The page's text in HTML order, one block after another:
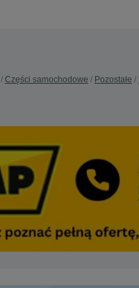
Części samochodowe Pozostałe